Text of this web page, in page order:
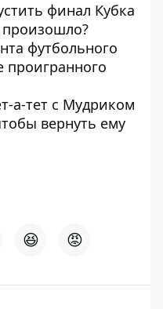
финал Кубка
футбольного
проигранного
а-тет с Мудриком
вернуть ему
😆 😡